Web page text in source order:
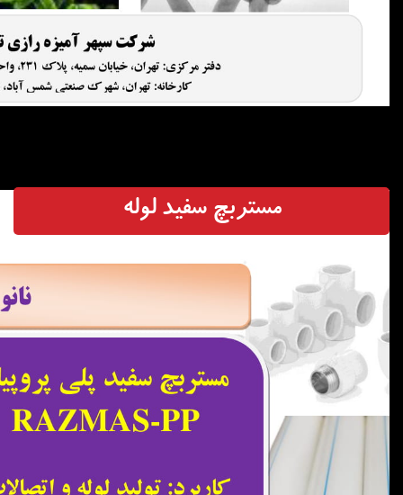
مستربچ سفید لوله